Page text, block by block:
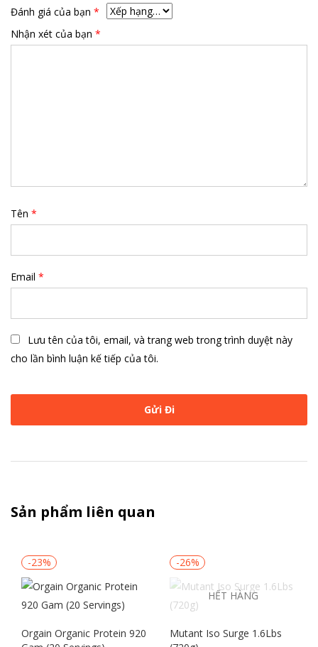
Đánh giá của bạn *
Nhận xét của bạn *
Tên *
Email *
Lưu tên của tôi, email, và trang web trong trình duyệt này
cho lần bình luận kế tiếp của tôi.
Sản phẩm liên quan
-23%
Orgain Organic Protein 920
-26%
HẾT HÀNG
Mutant Iso Surge 1.6Lbs